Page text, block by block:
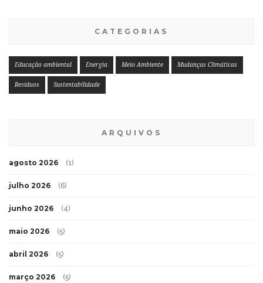
CATEGORIAS
Educação ambiental Energia Meio Ambiente Mudanças Climáticas
Resíduos Sustentabilidade
ARQUIVOS
agosto 2026 (1)
julho 2026 (6)
junho 2026 (4)
maio 2026 (5)
abril 2026 (5)
março 2026 (5)